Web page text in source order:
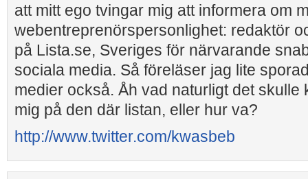
att mitt ego tvingar mig att informera om
webentreprenörspersonlighet: redaktör
på Lista.se, Sveriges för närvarande
sociala media. Så föreläser jag lite
medier också. Åh vad naturligt det skulle
mig på den där listan, eller hur va?
http://www.twitter.com/kwasbeb